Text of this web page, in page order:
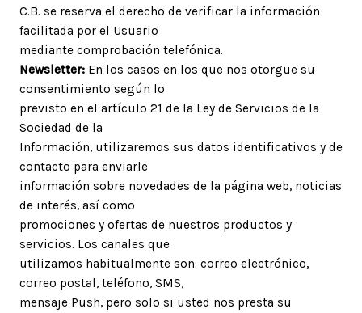
C.B. se reserva el derecho de verificar la información
facilitada por el Usuario
mediante comprobación telefónica.
Newsletter: En los casos en los que nos otorgue su
consentimiento según lo
previsto en el artículo 21 de la Ley de Servicios de la
Sociedad de la
Información, utilizaremos sus datos identificativos y de
contacto para enviarle
información sobre novedades de la página web, noticias
de interés, así como
promociones y ofertas de nuestros productos y
servicios. Los canales que
utilizamos habitualmente son: correo electrónico,
correo postal, teléfono, SMS,
mensaje Push, pero solo si usted nos presta su